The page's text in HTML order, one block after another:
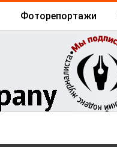
Фоторепортажи